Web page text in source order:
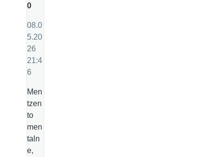
0
08.0
5.20
26
21:4
6
Men
tzen
to
men
taln
e,